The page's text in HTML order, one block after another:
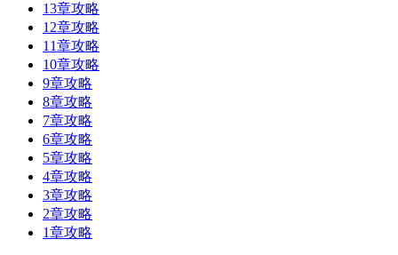
13章攻略
12章攻略
11章攻略
10章攻略
9章攻略
8章攻略
7章攻略
6章攻略
5章攻略
4章攻略
3章攻略
2章攻略
1章攻略